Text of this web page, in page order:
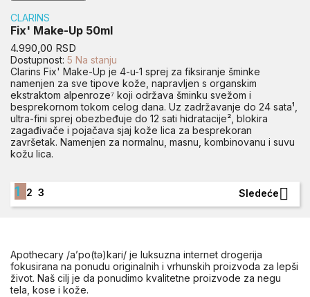
CLARINS
Fix' Make-Up 50ml
Cena
4.990,00 RSD
Dostupnost: 5 Na stanju
Clarins Fix' Make-Up je 4-u-1 sprej za fiksiranje šminke
namenjen za sve tipove kože, napravljen s organskim
ekstraktom alpenroze⁷ koji održava šminku svežom i
besprekornom tokom celog dana. Uz zadržavanje do 24 sata¹,
ultra-fini sprej obezbeđuje do 12 sati hidratacije², blokira
zagađivače i pojačava sjaj kože lica za besprekoran
završetak. Namenjen za normalnu, masnu, kombinovanu i suvu
kožu lica.
1 2 3 Sledeće 
Apothecary /a’po(tə)kari/ je luksuzna internet drogerija
fokusirana na ponudu originalnih i vrhunskih proizvoda za lepši
život. Naš cilj je da ponudimo kvalitetne proizvode za negu
tela, kose i kože.